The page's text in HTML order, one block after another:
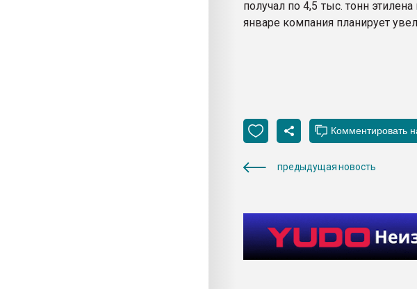
получал по 4,5 тыс. тонн
январе компания планирует
предыдущая новость